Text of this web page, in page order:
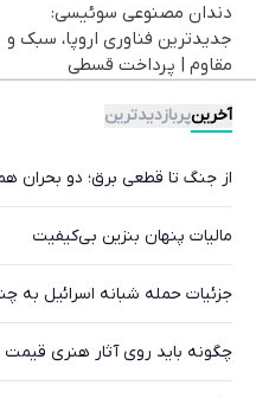
دندان مصنوعی سوئیسی:
جدیدترین فناوری اروپا، سبک و
مقاوم | پرداخت قسطی
آخرینپربازدیدترین
از جنگ تا قطعی برق؛ دو بحران
مالیات پنهان بنزین بی‌کیفیت
جزئیات حمله شبانه اسرائیل به
چگونه باید روی آثار هنری